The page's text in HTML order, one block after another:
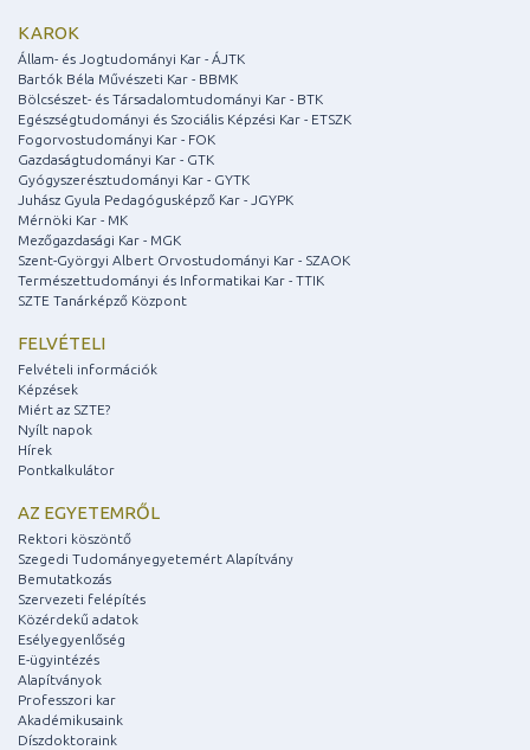
KAROK
Állam- és Jogtudományi Kar - ÁJTK
Bartók Béla Művészeti Kar - BBMK
Bölcsészet- és Társadalomtudományi Kar - BTK
Egészségtudományi és Szociális Képzési Kar - ETSZK
Fogorvostudományi Kar - FOK
Gazdaságtudományi Kar - GTK
Gyógyszerésztudományi Kar - GYTK
Juhász Gyula Pedagógusképző Kar - JGYPK
Mérnöki Kar - MK
Mezőgazdasági Kar - MGK
Szent-Györgyi Albert Orvostudományi Kar - SZAOK
Természettudományi és Informatikai Kar - TTIK
SZTE Tanárképző Központ
FELVÉTELI
Felvételi információk
Képzések
Miért az SZTE?
Nyílt napok
Hírek
Pontkalkulátor
AZ EGYETEMRŐL
Rektori köszöntő
Szegedi Tudományegyetemért Alapítvány
Bemutatkozás
Szervezeti felépítés
Közérdekű adatok
Esélyegyenlőség
E-ügyintézés
Alapítványok
Professzori kar
Akadémikusaink
Díszdoktoraink